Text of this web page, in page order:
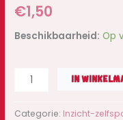
€1,50
Beschikbaarheid: Op
IN
Categorie: Inzicht-